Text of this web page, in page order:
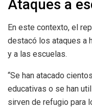
Ataques a
En este contexto, el
destacó los ataques a
y a las escuelas.
“Se han atacado
educativas o se han
sirven de refugio para